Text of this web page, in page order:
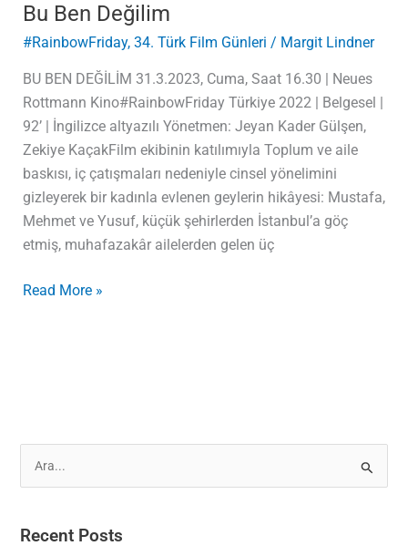
Bu Ben Değilim
#RainbowFriday, 34. Türk Film Günleri / Margit Lindner
BU BEN DEĞİLİM 31.3.2023, Cuma, Saat 16.30 | Neues
Rottmann Kino#RainbowFriday Türkiye 2022 | Belgesel |
92’ | İngilizce altyazılı Yönetmen: Jeyan Kader Gülşen,
Zekiye KaçakFilm ekibinin katılımıyla Toplum ve aile
baskısı, iç çatışmaları nedeniyle cinsel yönelimini
gizleyerek bir kadınla evlenen geylerin hikâyesi: Mustafa,
Mehmet ve Yusuf, küçük şehirlerden İstanbul’a göç
etmiş, muhafazakâr ailelerden gelen üç
Read More »
rRecent Posts